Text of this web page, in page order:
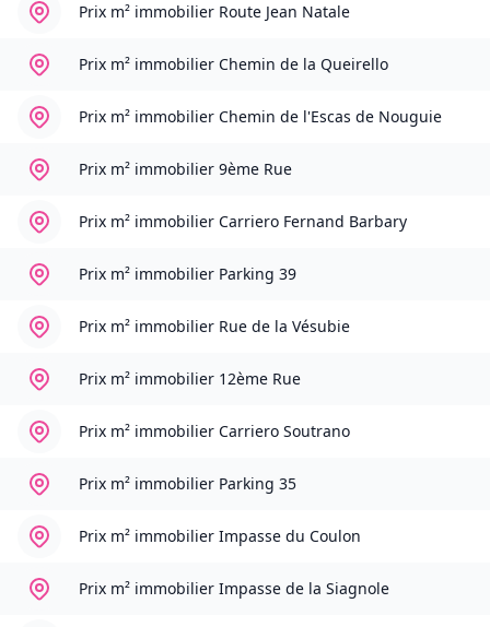
Prix m² immobilier Route Jean Natale
Prix m² immobilier Chemin de la Queirello
Prix m² immobilier Chemin de l'Escas de Nouguie
Prix m² immobilier 9ème Rue
Prix m² immobilier Carriero Fernand Barbary
Prix m² immobilier Parking 39
Prix m² immobilier Rue de la Vésubie
Prix m² immobilier 12ème Rue
Prix m² immobilier Carriero Soutrano
Prix m² immobilier Parking 35
Prix m² immobilier Impasse du Coulon
Prix m² immobilier Impasse de la Siagnole